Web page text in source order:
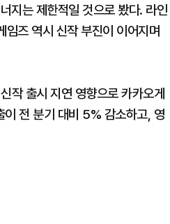
지는 제한적일 것으로 봤다. 라인
즈 역시 신작 부진이 이어지며
작 출시 지연 영향으로 카카오게
이 전 분기 대비 5% 감소하고, 영